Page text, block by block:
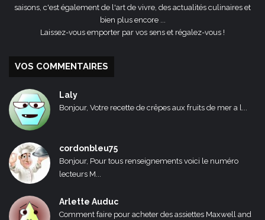
saisons, c'est également de l'art de vivre, des actualités culinaires et
bien plus encore ...
Laissez-vous emporter par vos sens et régalez-vous !
VOS COMMENTAIRES
Laly
Bonjour, Votre recette de crêpes aux fruits de mer a l...
cordonbleu75
Bonjour, Pour tous renseignements voici le numéro
lecteurs M...
Arlette Auduc
Comment faire pour acheter des assiettes Maxwell and